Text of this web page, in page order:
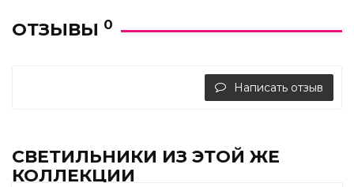
ОТЗЫВЫ 0
Написать отзыв
СВЕТИЛЬНИКИ ИЗ ЭТОЙ ЖЕ
КОЛЛЕКЦИИ